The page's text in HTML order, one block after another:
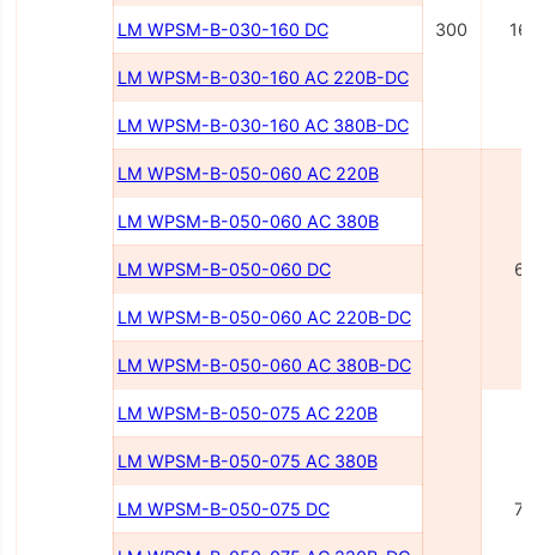
300
LM WPSM-B-030-160 DC
LM WPSM-B-030-160 AC 220B-DC
LM WPSM-B-030-160 AC 380B-DC
LM WPSM-B-050-060 AC 220B
LM WPSM-B-050-060 AC 380B
LM WPSM-B-050-060 DC
LM WPSM-B-050-060 AC 220В-DC
LM WPSM-B-050-060 AC 380В-DC
LM WPSM-B-050-075 AC 220В
LM WPSM-B-050-075 AC 380В
LM WPSM-B-050-075 DC